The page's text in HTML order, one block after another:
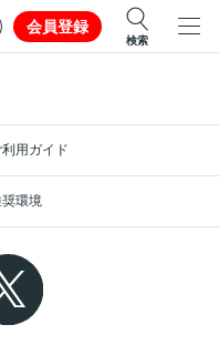
会員登録
検索
利用ガイド
環境